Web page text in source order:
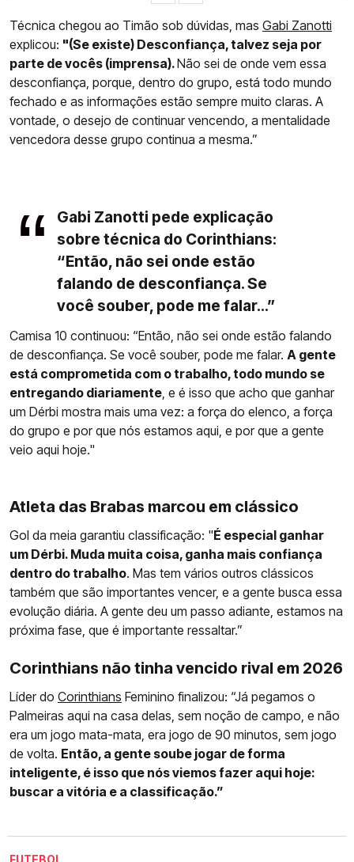
Técnica chegou ao Timão sob dúvidas, mas Gabi Zanotti
explicou: "(Se existe) Desconfiança, talvez seja por
parte de vocês (imprensa).Não sei de onde vem essa
desconfiança, porque, dentro do grupo, está todo mundo
fechado e as informações estão sempre muito claras. A
vontade, o desejo de continuar vencendo, a mentalidade
vencedora desse grupo continua a mesma.”
Gabi Zanotti pede explicação
sobre técnica do Corinthians:
“Então, não sei onde estão
falando de desconfiança. Se
você souber, pode me falar...”
Camisa 10 continuou: “Então, não sei onde estão falando
de desconfiança. Se você souber, pode me falar. A gente
está comprometida com o trabalho, todo mundo se
entregando diariamente, e é isso que acho que ganhar
um Dérbi mostra mais uma vez: a força do elenco, a força
do grupo e por que nós estamos aqui, e por que a gente
veio aqui hoje."
Atleta das Brabas marcou em clássico
Gol da meia garantiu classificação: "É especial ganhar
um Dérbi. Muda muita coisa, ganha mais confiança
dentro do trabalho. Mas tem vários outros clássicos
também que são importantes vencer, e a gente busca essa
evolução diária. A gente deu um passo adiante, estamos na
próxima fase, que é importante ressaltar.”
Corinthians não tinha vencido rival em 2026
Líder do Corinthians Feminino finalizou: “Já pegamos o
Palmeiras aqui na casa delas, sem noção de campo, e não
era um jogo mata-mata, era jogo de 90 minutos, sem jogo
de volta. Então, a gente soube jogar de forma
inteligente, é isso que nós viemos fazer aqui hoje:
buscar a vitória e a classificação.”